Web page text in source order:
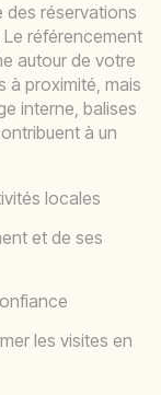
des réservations
référencement
autour de votre
à proximité, mais
interne, balises
à un
locales
et de ses
les visites en